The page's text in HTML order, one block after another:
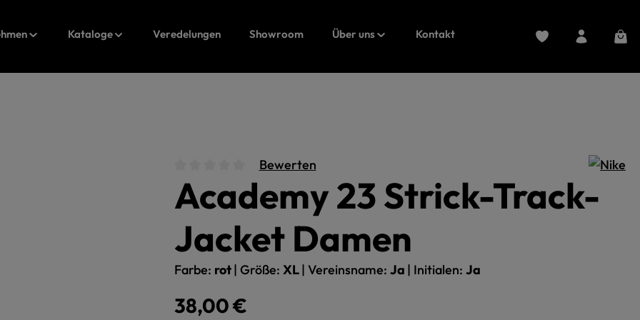
Kataloge Veredelungen Showroom Über uns Kontakt
Durchschnittliche Bewertung von 0 von 5 Sternen
Bewerten
Academy 23 Strick-Track-
Jacket Damen
Farbe: rot| Größe: XL| Vereinsname: Ja | Initialen: Ja
Regulärer Preis:
38,00 €